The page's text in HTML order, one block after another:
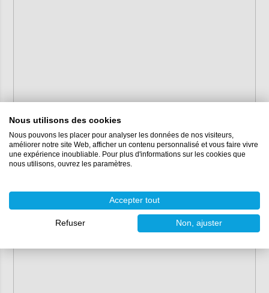
Nous utilisons des cookies
Nous pouvons les placer pour analyser les données de nos visiteurs,
améliorer notre site Web, afficher un contenu personnalisé et vous faire vivre
une expérience inoubliable. Pour plus d'informations sur les cookies que
nous utilisons, ouvrez les paramètres.
Accepter tout
Refuser Non, ajuster